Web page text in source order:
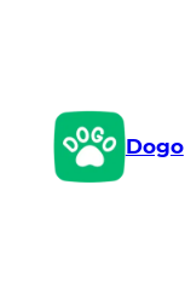
Dogo